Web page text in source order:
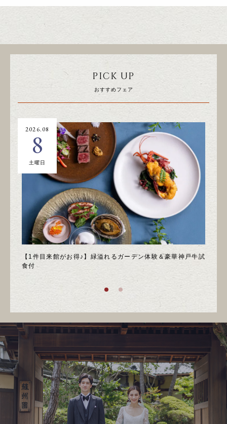
PICK UP
おすすめフェア
【1件目来館がお得♪】緑溢れるガーデン体験＆豪華神戸牛試
食付
2026.08
8
土曜日